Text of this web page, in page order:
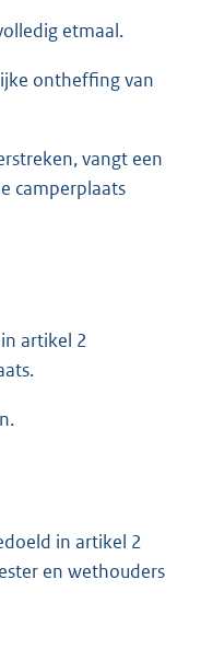
etmaal.
ontheffing van
vangt een
camperplaats
artikel 2
in artikel 2
en wethouders